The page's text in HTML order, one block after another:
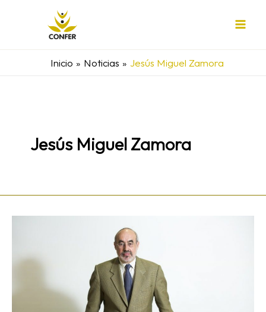
Inicio
Noticias Jesús Miguel Zamora
Jesús Miguel Zamora